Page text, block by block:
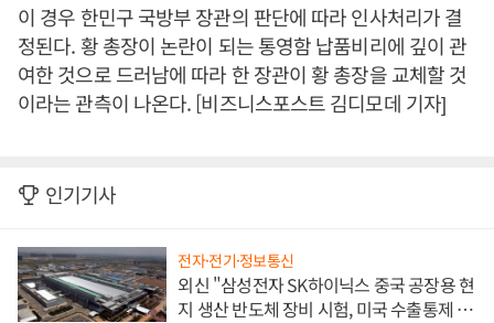
이 경우 한민구 국방부 장관의 판단에 따라 인사처리가 결
정된다. 황 총장이 논란이 되는 통영함 납품비리에 깊이 관
여한 것으로 드러남에 따라 한 장관이 황 총장을 교체할 것
이라는 관측이 나온다. [비즈니스포스트 김디모데 기자]
인기기사
전자·전기·정보통신
외신 "삼성전자 SK하이닉스 중국 공장용 현
지 생산 반도체 장비 시험, 미국 수출통제 대